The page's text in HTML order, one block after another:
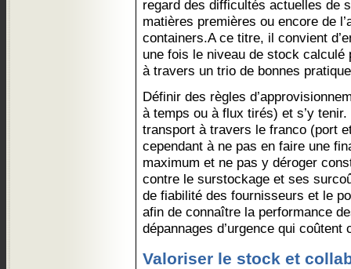
regard des difficultés actuelles de
matières premières ou encore de
containers.A ce titre, il convient
une fois le niveau de stock calculé
à travers un trio de bonnes
Définir des règles
à temps ou à flux tirés) et s’y
transport à travers le franco (port
cependant à ne pas en faire une
maximum et ne pas y déroger
contre le surstockage et ses
de fiabilité des fournisseurs et le
afin de connaître la performance
dépannages d’urgence qui coûtent
Valoriser le stock et